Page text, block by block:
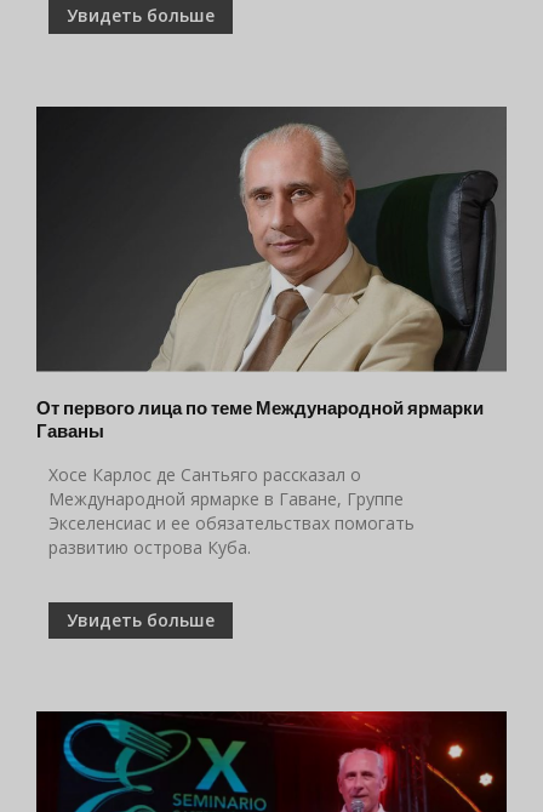
Увидеть больше
От первого лица по теме Международной ярмарки
Гаваны
Хосе Карлос де Сантьяго рассказал о
Международной ярмарке в Гаване, Группе
Экселенсиас и ее обязательствах помогать
развитию острова Куба.
Увидеть больше